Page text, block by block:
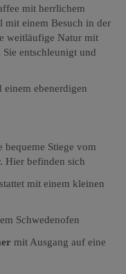
mit herrlichem
mit einem Besuch in der
weitläufige Natur mit
entschleunigt und
einem ebenerdigen
bequeme Stiege vom
Hier befinden sich
mit einem kleinen
Schwedenofen
mit Ausgang auf eine